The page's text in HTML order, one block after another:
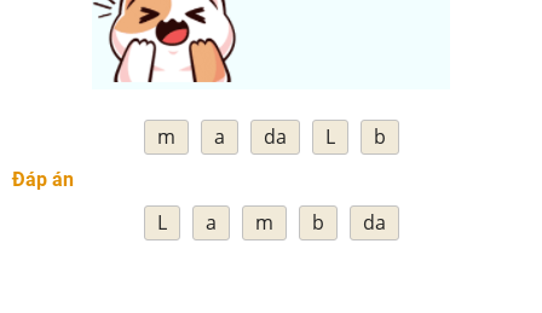
m a da L b
Đáp án
L a m b da